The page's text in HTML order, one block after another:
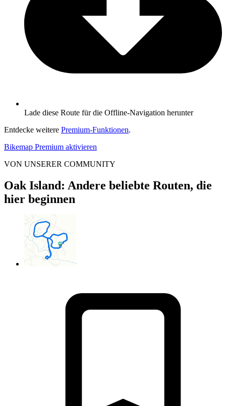
Lade diese Route für die Offline-Navigation herunter
Entdecke weitere Premium-Funktionen.
Bikemap Premium aktivieren
VON UNSERER COMMUNITY
Oak Island: Andere beliebte Routen, die
hier beginnen